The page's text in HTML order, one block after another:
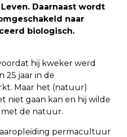
Daarnaast wordt
naar
biologisch.
hij kweker werd
25 jaar in de
Maar het (natuur)
niet gaan kan en hij wilde
de natuur.
permacultuur